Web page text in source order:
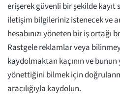
erişerek güvenli bir şekilde kayıt
iletişim bilgileriniz istenecek ve
hesabınızı yöneten bir iş ortağı
Rastgele reklamlar veya
kaydolmaktan kaçının ve bunun
yönettiğini bilmek için
aracılığıyla kaydolun.